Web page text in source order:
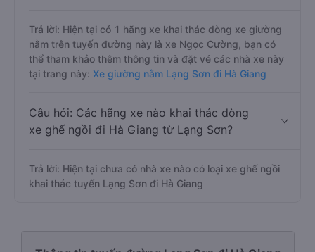
Trả lời: Hiện tại có 1 hãng xe khai thác dòng xe giường
nằm trên tuyến đường này là xe Ngọc Cường, bạn có
thể tham khảo thêm thông tin và đặt vé các nhà xe này
tại trang này: Xe giường nằm Lạng Sơn đi Hà Giang
Câu hỏi: Các hãng xe nào khai thác dòng
xe ghế ngồi đi Hà Giang từ Lạng Sơn?
Trả lời: Hiện tại chưa có nhà xe nào có loại xe ghế ngồi
khai thác tuyến Lạng Sơn đi Hà Giang